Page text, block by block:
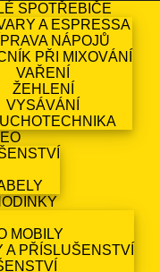
SPOTŘEBIČE
A ESPRESSA
NÁPOJŮ
PŘI MIXOVÁNÍ
VAŘENÍ
ŽEHLENÍ
VYSÁVÁNÍ
MOBILY
PŘÍSLUŠENSTVÍ